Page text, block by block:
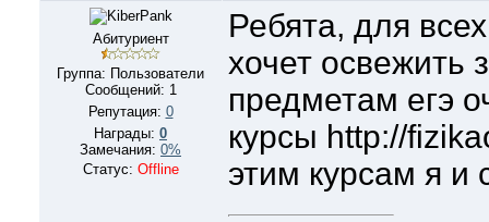
Абитуриент
Группа: Пользователи
Сообщений: 1
Репутация: 0
Награды: 0
Замечания: 0%
Статус: Offline
Ребята, для
хочет освежить
предметам егэ
курсы http://
этим курсам я и